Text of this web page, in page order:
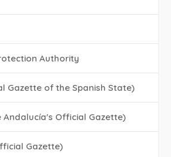
Authority
Gazette of the Spanish State)
Andalucía's Official Gazette)
Gazette)